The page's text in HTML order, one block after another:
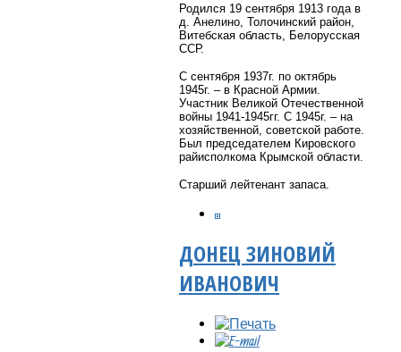
Родился 19 сентября 1913 года в
д. Анелино, Толочинский район,
Витебская область, Белорусская
ССР.
С сентября 1937г. по октябрь
1945г. – в Красной Армии.
Участник Великой Отечественной
войны 1941-1945гг. С 1945г. – на
хозяйственной, советской работе.
Был председателем Кировского
райисполкома Крымской области.
Старший лейтенант запаса.
ДОНЕЦ ЗИНОВИЙ
ИВАНОВИЧ